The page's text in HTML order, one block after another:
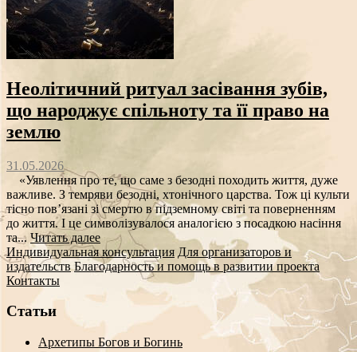
Неолітичний ритуал засівання зубів,
що народжує спільноту та її право на
землю
31.05.2026
«Уявлення про те, що саме з безодні походить життя, дуже
важливе. З темряви безодні, хтонічного царства. Тож ці культи
тісно пов’язані зі смертю в підземному світі та поверненням
до життя. І це символізувалося аналогією з посадкою насіння
та... Читать далее
Индивидуальная консультация Для организаторов и
издательств Благодарность и помощь в развитии проекта
Контакты
Статьи
Архетипы Богов и Богинь